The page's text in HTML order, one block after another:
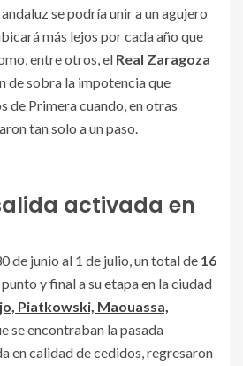
se podría unir a un agujero
más lejos por cada año que
entre otros, el Real Zaragoza
de sobra la impotencia que
de Primera cuando, en otras
tan solo a un paso.
activada en
de junio al 1 de julio, un total de 16
y final a su etapa en la ciudad
Piatkowski, Maouassa,
se encontraban la pasada
en calidad de cedidos, regresaron